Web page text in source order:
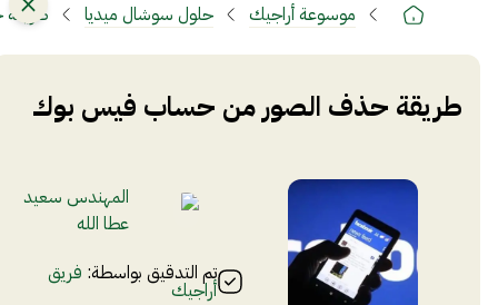
موسوعة أراجيك حلول سوشال ميديا
طريقة حذف الصور من حساب فيس بوك
المهندس سعيد
عطا الله
تم التدقيق بواسطة: فريق
أراجيك